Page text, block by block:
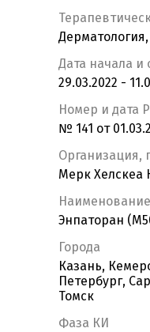
Дата начала и
29.03.2022 -
Номер и дата
№ 141 от
Организация,
Мерк Хелскеа
Энпаторан
Города
Казань,
Петербург,
Томск
Фаза КИ